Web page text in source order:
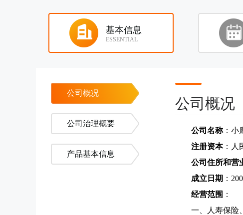
基本信息
ESSENTIAL
公司概况
公司治理概要
产品基本信息
公司概况
公司名称：小
注册资本：人
公司住所和营
成立日期 ：
经营范围 ：
一、人寿保险